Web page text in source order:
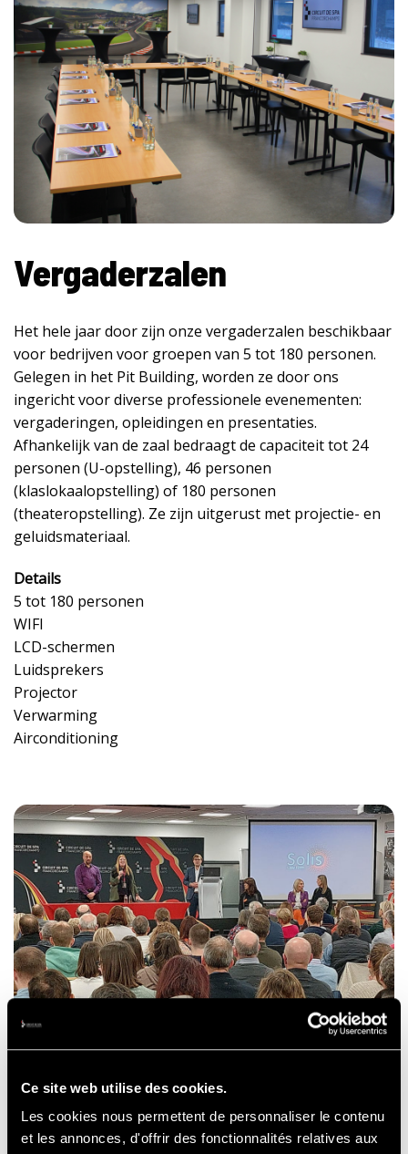
Ce site web utilise des cookies.
Les cookies nous permettent de personnaliser le contenu
et les annonces, d'offrir des fonctionnalités relatives aux
Vergaderzalen
Het hele jaar door zijn onze vergaderzalen beschikbaar
voor bedrijven voor groepen van 5 tot 180 personen.
Gelegen in het Pit Building, worden ze door ons
ingericht voor diverse professionele evenementen:
vergaderingen, opleidingen en presentaties.
Afhankelijk van de zaal bedraagt de capaciteit tot 24
personen (U-opstelling), 46 personen
(klaslokaalopstelling) of 180 personen
(theateropstelling). Ze zijn uitgerust met projectie- en
geluidsmateriaal.
Details
5 tot 180 personen
WIFI
LCD-schermen
Luidsprekers
Projector
Verwarming
Airconditioning
Persconferentieruimte